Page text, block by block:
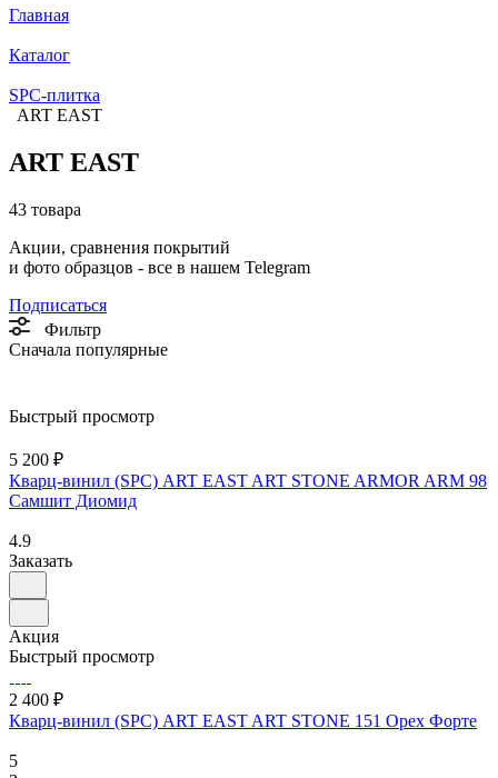
Главная
Каталог
SPC-плитка
ART EAST
ART EAST
43 товара
Акции, сравнения покрытий
и фото образцов - все в нашем Telegram
Подписаться
Фильтр
Сначала популярные
Быстрый просмотр
5 200 ₽
Кварц-винил (SPC) ART EAST ART STONE ARMOR ARM 98
Самшит Диомид
4.9
Заказать
Акция
Быстрый просмотр
2 400 ₽
Кварц-винил (SPC) ART EAST ART STONE 151 Орех Форте
5